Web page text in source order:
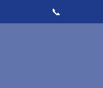
📞